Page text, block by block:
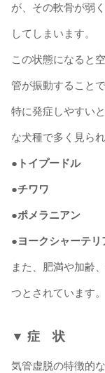
が、その軟骨が弱
してしまいます。
この状態になると
管が振動すること
特に発症しやすい
な犬種で多く見られ
●トイプードル
●チワワ
●ポメラニアン
●ヨークシャーテリ
また、肥満や加齢
つとされています。
▼ 症 状
気管虚脱の特徴的